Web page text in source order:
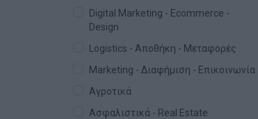
Digital Marketing - Ecommerce -
Design
Logistics - Αποθήκη - Μεταφορές
Marketing - Διαφήμιση - Επικοινωνία
Αγροτικά
Ασφαλιστικά - Real Estate